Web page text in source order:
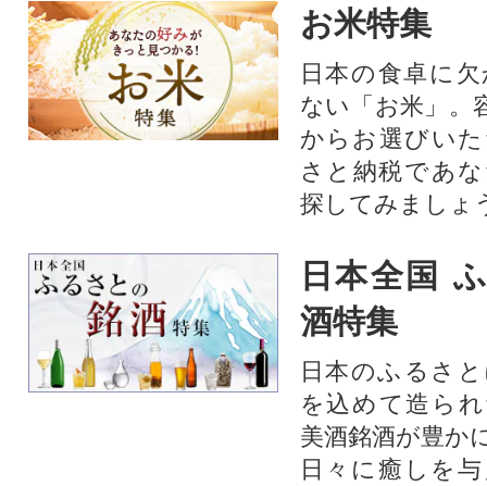
お米特集
日本の食卓に
ない「お米」。
からお選びい
さと納税であ
探してみましょ
日本全国
酒特集
日本のふるさ
を込めて造ら
美酒銘酒が豊か
日々に癒しを